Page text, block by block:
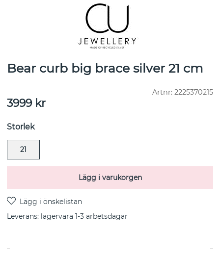
Bear curb big brace silver 21 cm
Artnr: 2225370215
3999kr
Storlek
21
Lägg i varukorgen
Leverans: lagervara 1-3 arbetsdagar